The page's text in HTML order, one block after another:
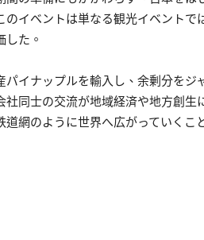
のイベントは単なる観光イベント
した。
パイナップルを輸入し、余剰分を
同士の交流が地域経済や地方創生
道網のように世界へ広がっていくこ